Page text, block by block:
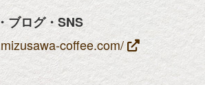
ブログ・SNS
coffee.com/